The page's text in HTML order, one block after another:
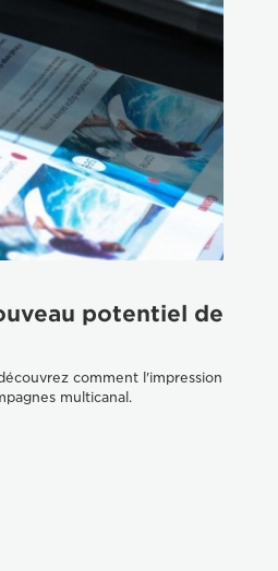
potentiel de
comment l'impression
multicanal.